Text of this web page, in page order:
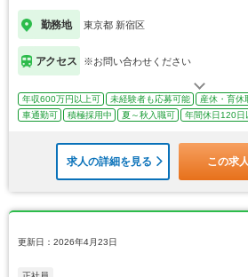
勤務地 東京都 新宿区
アクセス ※お問い合わせください
年収600万円以上可 未経験者も応募可能 産休・育休
車通勤可
積極採用中 夏～秋入職可 年間休日120日
求人の詳細を見る この求
更新日：2026年4月23日